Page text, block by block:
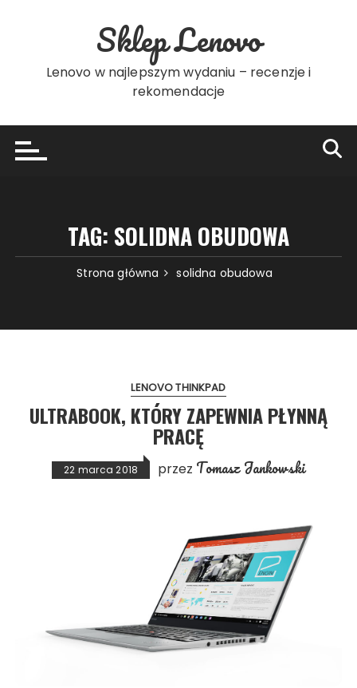
Sklep Lenovo
Lenovo w najlepszym wydaniu – recenzje i
rekomendacje
TAG: SOLIDNA OBUDOWA
Strona główna solidna obudowa
LENOVO THINKPAD
ULTRABOOK, KTÓRY ZAPEWNIA PŁYNNĄ
PRACĘ
22 marca 2018 przez Tomasz Jankowski